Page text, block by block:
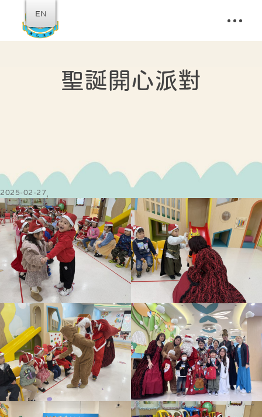
聖誕開心派對
2025-02-27
EN